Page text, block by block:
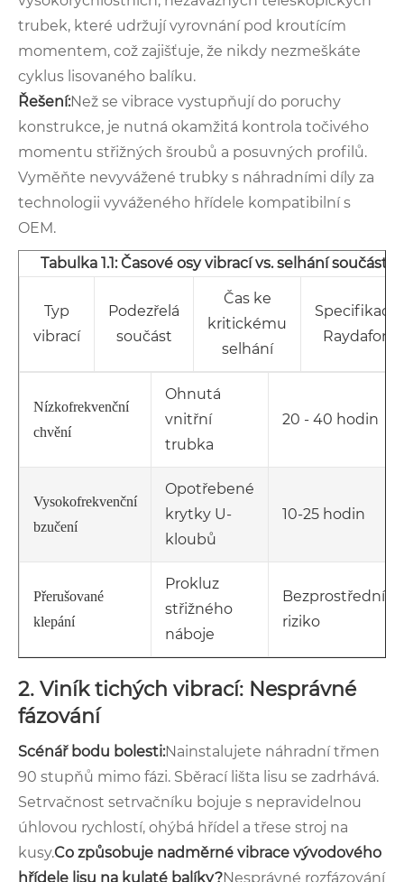
trubek, které udržují vyrovnání pod kroutícím
momentem, což zajišťuje, že nikdy nezmeškáte
cyklus lisovaného balíku.
Řešení:Než se vibrace vystupňují do poruchy
konstrukce, je nutná okamžitá kontrola točivého
momentu střižných šroubů a posuvných profilů.
Vyměňte nevyvážené trubky s náhradními díly za
technologii vyváženého hřídele kompatibilní s
OEM.
Tabulka 1.1: Časové osy vibrací vs. selhání součástí
Typ
vibrací
Podezřelá
součást
Čas ke
kritickému
selhání
Specifikace
Raydafon
Nízkofrekvenční
chvění
Ohnutá
vnitřní
trubka
20 - 40 hodin
Vysokofrekvenční
bzučení
Opotřebené
krytky U-
kloubů
10-25 hodin
Přerušované
klepání
Prokluz
střižného
náboje
Bezprostřední
riziko
2. Viník tichých vibrací: Nesprávné
fázování
Scénář bodu bolesti:Nainstalujete náhradní třmen
90 stupňů mimo fázi. Sběrací lišta lisu se zadrhává.
Setrvačnost setrvačníku bojuje s nepravidelnou
úhlovou rychlostí, ohýbá hřídel a třese stroj na
kusy.Co způsobuje nadměrné vibrace vývodového
hřídele lisu na kulaté balíky?Nesprávné rozfázování